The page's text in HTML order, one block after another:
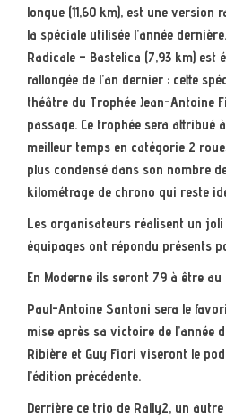
longue (11,60 km), est une version
la spéciale utilisée l’année
Radicale – Bastelica (7,93 km) est
rallongée de l’an dernier ; cette
théâtre du Trophée Jean-Antoine
passage. Ce trophée sera attribué
meilleur temps en catégorie 2
plus condensé dans son nombre
kilométrage de chrono qui reste
Les organisateurs réalisent un joli
équipages ont répondu présents
En Moderne ils seront 79 à être
Paul-Antoine Santoni sera le
mise après sa victoire de l’année
Ribière et Guy Fiori viseront le
l’édition précédente.
Derrière ce trio de Rally2, un